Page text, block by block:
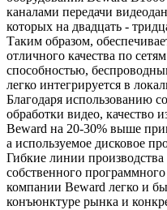
каналами передачи
которых на двадцать -
Таким образом,
отличного качества по
способностью,
легко интегрируется в
Благодаря использованию
обработки видео, качество
Beward на 20-30% выше
а используемое дисковое
Гибкие линии
собственного
компании Beward легко и
конъюнктуре рынка и